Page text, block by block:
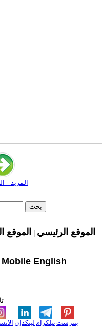
المزيد -
الموقع الرئيسي الموقع
English
لينكدإن تيلكرامبنترست